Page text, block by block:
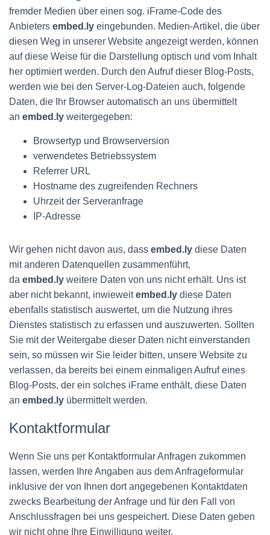
fremder Medien über einen sog. iFrame-Code des
Anbieters embed.ly eingebunden. Medien-Artikel, die über
diesen Weg in unserer Website angezeigt werden, können
auf diese Weise für die Darstellung optisch und vom Inhalt
her optimiert werden. Durch den Aufruf dieser Blog-Posts,
werden wie bei den Server-Log-Dateien auch, folgende
Daten, die Ihr Browser automatisch an uns übermittelt
an embed.ly weitergegeben:
Browsertyp und Browserversion
verwendetes Betriebssystem
Referrer URL
Hostname des zugreifenden Rechners
Uhrzeit der Serveranfrage
IP-Adresse
Wir gehen nicht davon aus, dass embed.ly diese Daten
mit anderen Datenquellen zusammenführt,
da embed.ly weitere Daten von uns nicht erhält. Uns ist
aber nicht bekannt, inwieweitembed.ly diese Daten
ebenfalls statistisch auswertet, um die Nutzung ihres
Dienstes statistisch zu erfassen und auszuwerten. Sollten
Sie mit der Weitergabe dieser Daten nicht einverstanden
sein, so müssen wir Sie leider bitten, unsere Website zu
verlassen, da bereits bei einem einmaligen Aufruf eines
Blog-Posts, der ein solches iFrame enthält, diese Daten
an embed.ly übermittelt werden.
Kontaktformular
Wenn Sie uns per Kontaktformular Anfragen zukommen
lassen, werden Ihre Angaben aus dem Anfrageformular
inklusive der von Ihnen dort angegebenen Kontaktdaten
zwecks Bearbeitung der Anfrage und für den Fall von
Anschlussfragen bei uns gespeichert. Diese Daten geben
wir nicht ohne Ihre Einwilligung weiter.